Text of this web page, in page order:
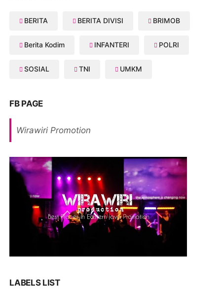
BERITA BERITA DIVISI BRIMOB
Berita Kodim INFANTERI POLRI
SOSIAL TNI UMKM
FB PAGE
Wirawiri Promotion
LABELS LIST